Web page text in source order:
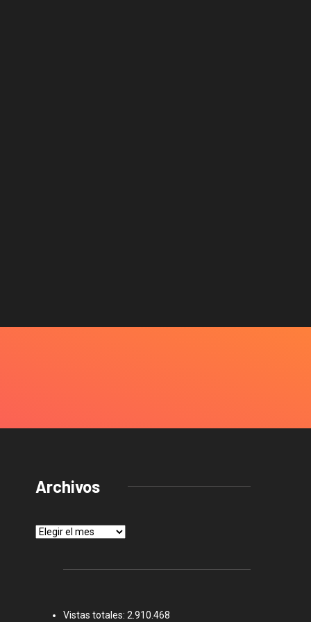
Archivos
Archivos
Vistas totales: 2.910.468